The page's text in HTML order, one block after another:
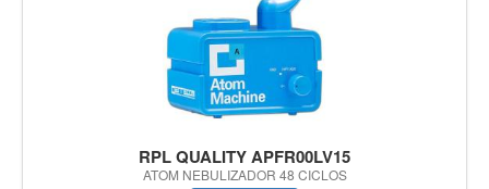
RPL QUALITY APFR00LV15
ATOM NEBULIZADOR 48 CICLOS